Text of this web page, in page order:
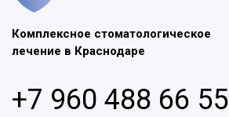
Комплексное стоматологическое
лечение в Краснодаре
+7 960 488 66 55